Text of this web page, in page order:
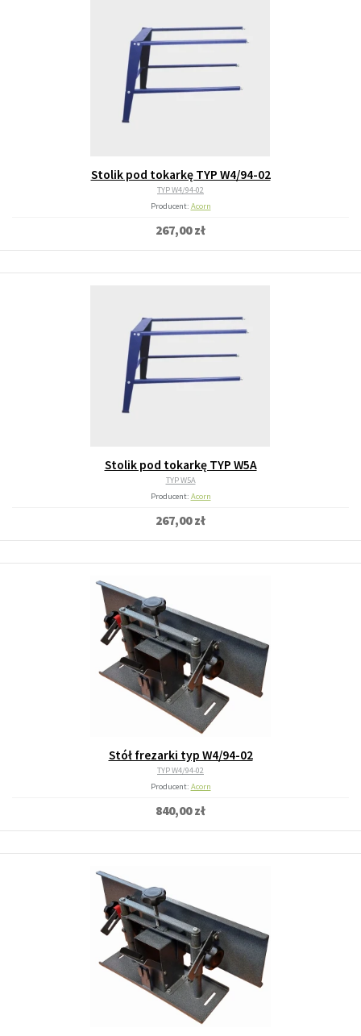
Stolik pod tokarkę TYP W4/94-02
TYP W4/94-02
Producent: Acorn
267,00 zł
Stolik pod tokarkę TYP W5A
TYP W5A
Producent: Acorn
267,00 zł
Stół frezarki typ W4/94-02
TYP W4/94-02
Producent: Acorn
840,00 zł